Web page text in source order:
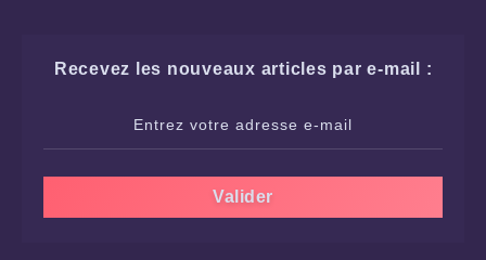
Recevez les nouveaux articles par e-mail :